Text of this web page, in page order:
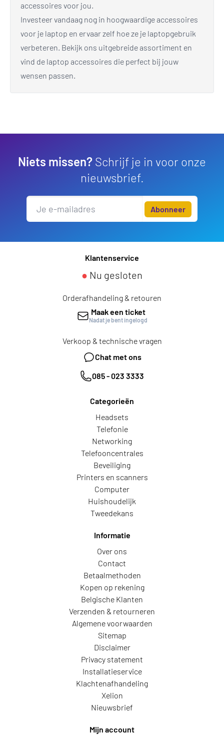
accessoires voor jou.
Investeer vandaag nog in hoogwaardige accessoires
voor je laptop en ervaar zelf hoe ze je laptopgebruik
verbeteren. Bekijk ons uitgebreide assortiment en
vind de laptop accessoires die perfect bij jouw
wensen passen.
Niets missen? Schrijf je in voor onze
nieuwsbrief.
Abonneer
Klantenservice
● Nu gesloten
Orderafhandeling & retouren
Maak een ticket
Nadat je bent ingelogd
Verkoop & technische vragen
Chat met ons
085 - 023 3333
Categorieën
Headsets
Telefonie
Networking
Telefooncentrales
Beveiliging
Printers en scanners
Computer
Huishoudelijk
Tweedekans
Informatie
Over ons
Contact
Betaalmethoden
Kopen op rekening
Belgische Klanten
Verzenden & retourneren
Algemene voorwaarden
Sitemap
Disclaimer
Privacy statement
Installatieservice
Klachtenafhandeling
Xelion
Nieuwsbrief
Mijn account